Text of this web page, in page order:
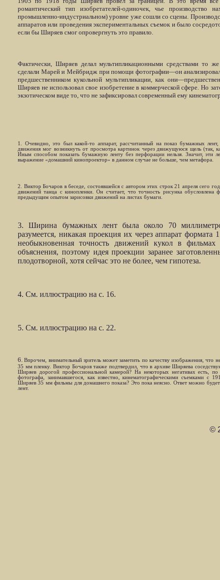
романтический тип изобретателей-одиночек, чье производство
промышленно-индустриальном) уровне уже сошли со сцены.
аппаратов или проведения экспериментальных съемок и было
если бы Ширяев смог опровергнуть это правило.
Фактически, Ширяев делал мультипликационными средствами то
сделали Марей и Мейбридж при помощи фотографии—он
предшественником кукольной мультипликации, как
Ширяев не использовал свое изобретение в коммерческой сфере. Но
экзотическом виде то, что не зафиксировал современный ему
1. Очевидно, это был какой-то аппарат, рассчитанный на показ бумажных
движения мог возникнуть от просмотра картинок через движущуюся щель (так,
Иным способом показать бумажную ленту без перфорации нельзя. Значит, эти
выражение «домашний кинопроектор» в данном случае не больше, чем метафора.
2. Виктор Бочаров в беседе, состоявшейся с автором этих строк 21 апреля сего
движений танца с кинопленки. Он считает, что точность рисунка обусловлена
предыдущим опытом зарисовки движений на листах бумаги.
3. Ширина бумажных лент была около 70
разумеется, никакая проекция их через аппарат
необыкновенная точность движений кукол в фильмах
объяснения, поэтому идея проекции заранее
плодотворной, хотя сейчас это не более, чем гипотеза.
4. См. иллюстрацию на с. 16.
5. См. иллюстрацию на с. 22.
6.Впрочем, внимательный зритель может заметить по качеству изображения,
35 мм пленку. Виктор Бочаров также подтвердил, что в архиве Ширяева
Ширяев дорогой профессиональной камерой? На некоторых негативах есть,
фотографа, занимавшегося, как известно, кинематографическими съемками с
Ширяев 35 мм фильмы для домашнего показа? Это пока неясно. Ответ можно будет
лент.
©